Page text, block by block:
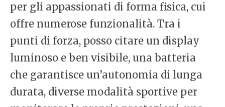
per gli appassionati di forma fisica, cui
offre numerose funzionalità. Tra i
punti di forza, posso citare un display
luminoso e ben visibile, una batteria
che garantisce un’autonomia di lunga
durata, diverse modalità sportive per